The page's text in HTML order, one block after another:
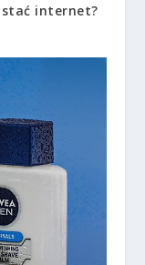
internet?